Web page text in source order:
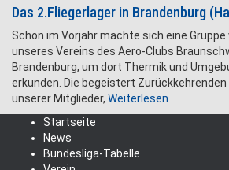
Das 2.Fliegerlager in Brandenburg
Schon im Vorjahr machte sich eine Gruppe
unseres Vereins des Aero-Clubs
Brandenburg, um dort Thermik und
erkunden. Die begeistert
unserer Mitglieder, Weiterlesen
Startseite
News
Bundesliga-Tabelle